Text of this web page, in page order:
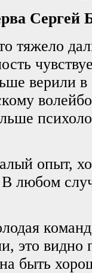
Сергей
тяжело
верили в
опыт,
В любом
это
быть